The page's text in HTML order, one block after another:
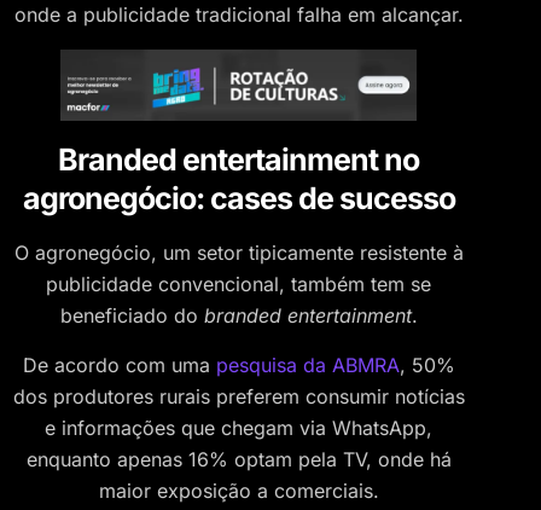
onde a publicidade tradicional falha em alcançar.
Branded entertainment no
agronegócio: cases de sucesso
O agronegócio, um setor tipicamente resistente à
publicidade convencional, também tem se
beneficiado do branded entertainment.
De acordo com uma pesquisa da ABMRA, 50%
dos produtores rurais preferem consumir notícias
e informações que chegam via WhatsApp,
enquanto apenas 16% optam pela TV, onde há
maior exposição a comerciais.